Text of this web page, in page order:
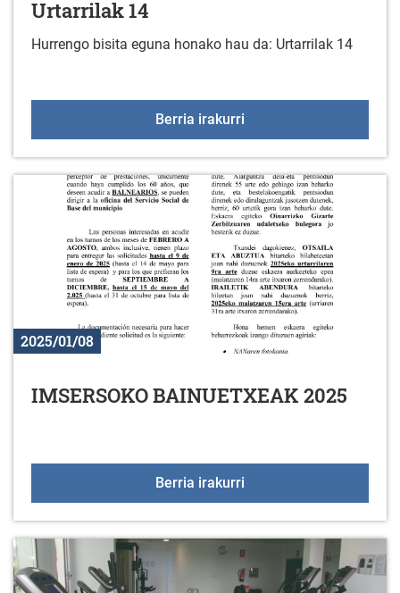
Urtarrilak 14
Hurrengo bisita eguna honako hau da: Urtarrilak 14
Berria irakurri
2025/01/08
IMSERSOKO BAINUETXEAK 2025
Berria irakurri